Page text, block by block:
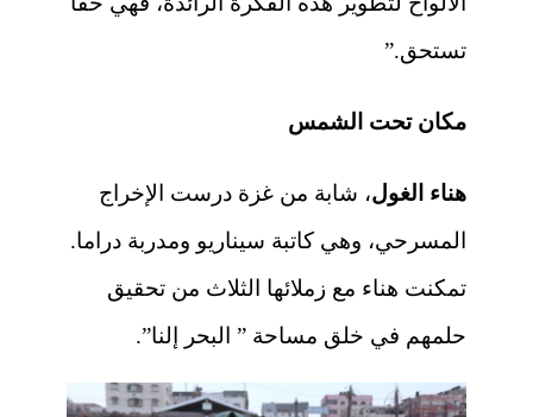
تستحق.”
مكان تحت الشمس
هناء الغول، شابة من غزة درست الإخراج
المسرحي، وهي كاتبة سيناريو ومدربة دراما.
تمكنت هناء مع زملائها الثلاث من تحقيق
حلمهم في خلق مساحة ” البحر إلنا”.